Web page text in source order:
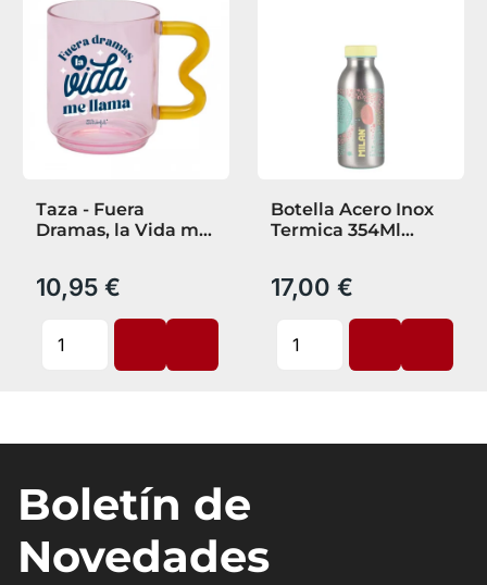
Taza - Fuera
Dramas, la Vida me
10,95 €
Botella Acero Inox
Termica 354Ml
17,00 €
Boletín de
Novedades